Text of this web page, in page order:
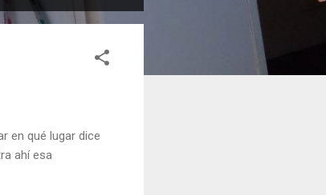
en qué lugar dice
ahí esa